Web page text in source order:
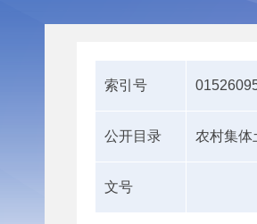
索引号
公开目录 农村集体
文号